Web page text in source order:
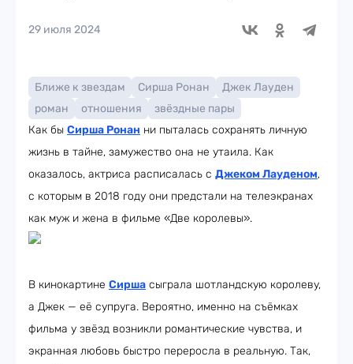
29 июля 2024
Ближе к звездам Сирша Ронан
Джек Лауден
роман
отношения
звёздные пары
Как бы Сирша Ронан ни пыталась сохранять личную
жизнь в тайне, замужество она не утаила. Как
оказалось, актриса расписалась с Джеком Лауденом,
с которым в 2018 году они предстали на телеэкранах
как муж и жена в фильме «Две королевы».
В кинокартине Сирша сыграла шотландскую королеву,
а Джек — её супруга. Вероятно, именно на съёмках
фильма у звёзд возникли романтические чувства, и
экранная любовь быстро переросла в реальную. Так,